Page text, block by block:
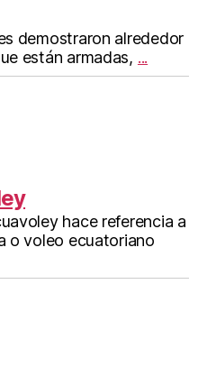
demostraron alrededor
están armadas, ...
hace referencia a
o voleo ecuatoriano